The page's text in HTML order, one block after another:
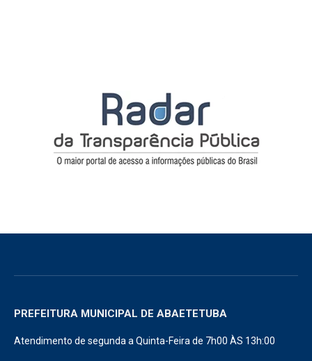
PREFEITURA MUNICIPAL DE ABAETETUBA
Atendimento de segunda a Quinta-Feira de 7h00 ÀS 13h:00